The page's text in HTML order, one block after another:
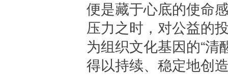
便是藏于心底的使命
压力之时，对公益的
为组织文化基因的“清
得以持续、稳定地创